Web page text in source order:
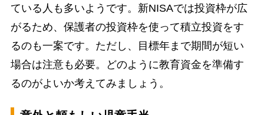
ている人も多いようです。新NISAでは投資枠が広
がるため、保護者の投資枠を使って積立投資をす
るのも一案です。ただし、目標年まで期間が短い
場合は注意も必要。どのように教育資金を準備す
るのがよいか考えてみましょう。